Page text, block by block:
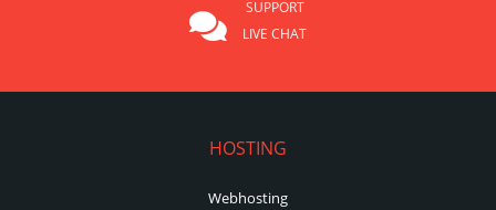
SUPPORT
LIVE CHAT
HOSTING
Webhosting